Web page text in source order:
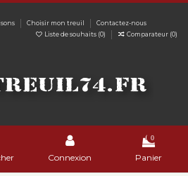
Choisir mon treuil
Contactez-nous
Liste de souhaits (0) Comparateur (0)
Connexion
0
Panier